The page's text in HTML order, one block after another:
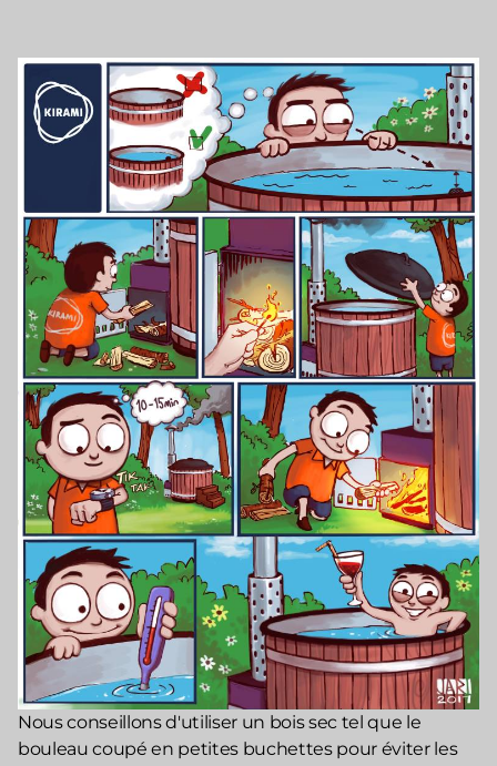
Nous conseillons d'utiliser un bois sec tel que le
bouleau coupé en petites buchettes pour éviter les